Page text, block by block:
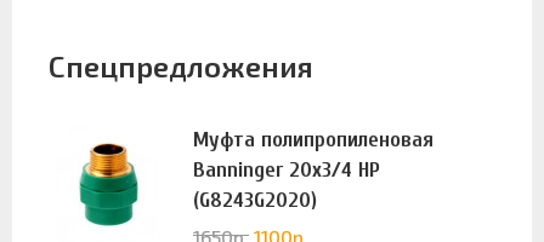
Спецпредложения
Муфта полипропиленовая
Banninger 20х3/4 НР
(G8243G2020)
1650р. 1100р.